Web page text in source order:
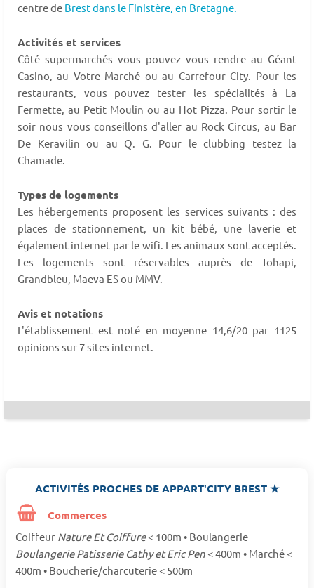
centre de Brest dans le Finistère, en Bretagne.
Activités et services
Côté supermarchés vous pouvez vous rendre au Géant
Casino, au Votre Marché ou au Carrefour City. Pour les
restaurants, vous pouvez tester les spécialités à La
Fermette, au Petit Moulin ou au Hot Pizza. Pour sortir le
soir nous vous conseillons d'aller au Rock Circus, au Bar
De Keravilin ou au Q. G. Pour le clubbing testez la
Chamade.
Types de logements
Les hébergements proposent les services suivants : des
places de stationnement, un kit bébé, une laverie et
également internet par le wifi. Les animaux sont acceptés.
Les logements sont réservables auprès de Tohapi,
Grandbleu, Maeva ES ou MMV.
Avis et notations
L'établissement est noté en moyenne 14,6/20 par 1125
opinions sur 7 sites internet.
ACTIVITÉS PROCHES DE APPART'CITY BREST ★
Commerces
Coiffeur Nature Et Coiffure< 100m • Boulangerie
Boulangerie Patisserie Cathy et Eric Pen < 400m • Marché <
400m • Boucherie/charcuterie < 500m